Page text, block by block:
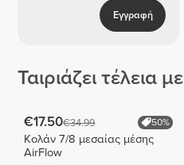
Εγγραφή
Ταιριάζει τέλεια με
€17.50€34.99 50%
Κολάν 7/8 μεσαίας μέσης
AirFlow